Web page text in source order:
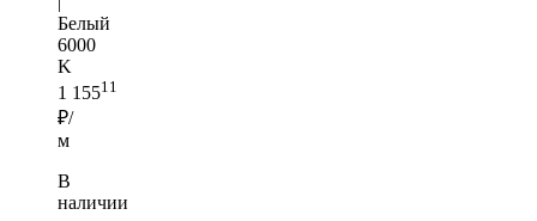
Белый
6000
K
1 15511
₽/
м
В
наличии